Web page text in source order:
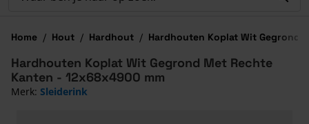
Home / Hout / Hardhout / Hardhouten Koplat Wit Gegrond
Hardhouten Koplat Wit Gegrond Met Rechte
Kanten - 12x68x4900 mm
Merk: Sleiderink